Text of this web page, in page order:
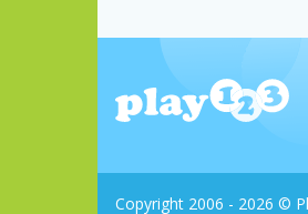
Copyright 2006 - 2026 ©